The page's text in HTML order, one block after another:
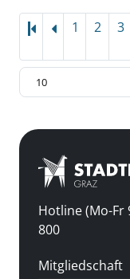
1 2 3
Hotline (Mo-Fr
800
Mitgliedschaft